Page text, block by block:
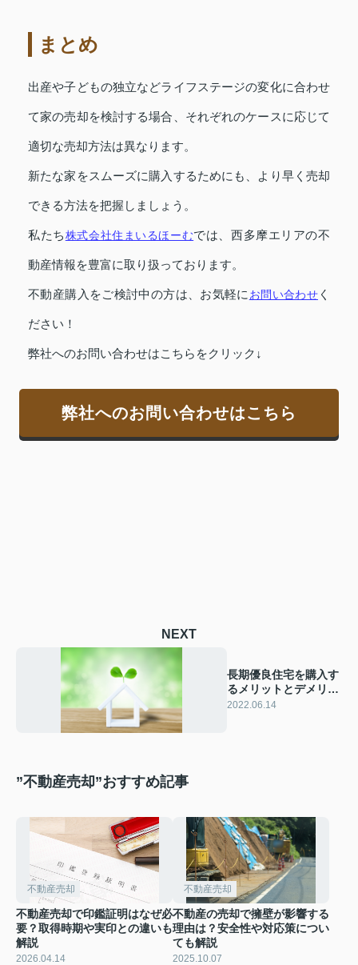
まとめ
出産や子どもの独立などライフステージの変化に合わせ
て家の売却を検討する場合、それぞれのケースに応じて
適切な売却方法は異なります。
新たな家をスムーズに購入するためにも、より早く売却
できる方法を把握しましょう。
私たち株式会社住まいるほーむでは、西多摩エリアの不
動産情報を豊富に取り扱っております。
不動産購入をご検討中の方は、お気軽に お問い合わせ く
ださい！
弊社へのお問い合わせはこちらをクリック↓
弊社へのお問い合わせはこちら
NEXT
長期優良住宅を購入す
るメリットとデメリッ
トを解説！
2022.06.14
”不動産売却”おすすめ記事
不動産売却
不動産売却で印鑑証明はなぜ必
要？取得時期や実印との違いも
解説
2026.04.14
不動産売却
不動産の売却で擁壁が影響する
理由は？安全性や対応策につい
ても解説
2025.10.07